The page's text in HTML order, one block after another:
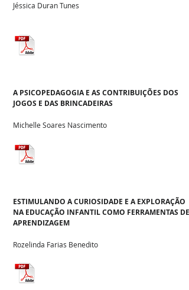
Jéssica Duran Tunes
Michelle Soares Nascimento
A PSICOPEDAGOGIA E AS CONTRIBUIÇÕES DOS
JOGOS E DAS BRINCADEIRAS
Rozelinda Farias Benedito
ESTIMULANDO A CURIOSIDADE E A EXPLORAÇÃO
NA EDUCAÇÃO INFANTIL COMO FERRAMENTAS DE
APRENDIZAGEM